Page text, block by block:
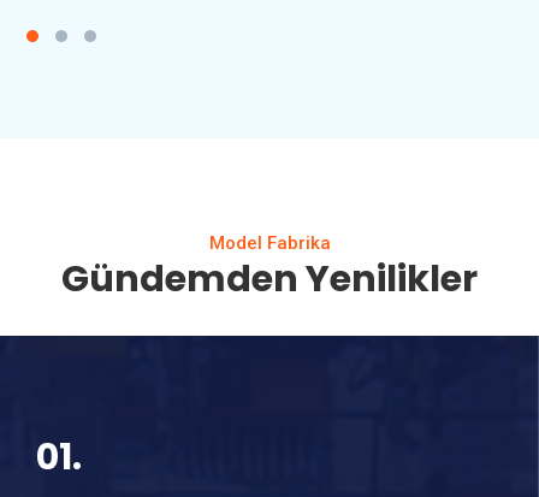
Model Fabrika
Gündemden Yenilikler
01.